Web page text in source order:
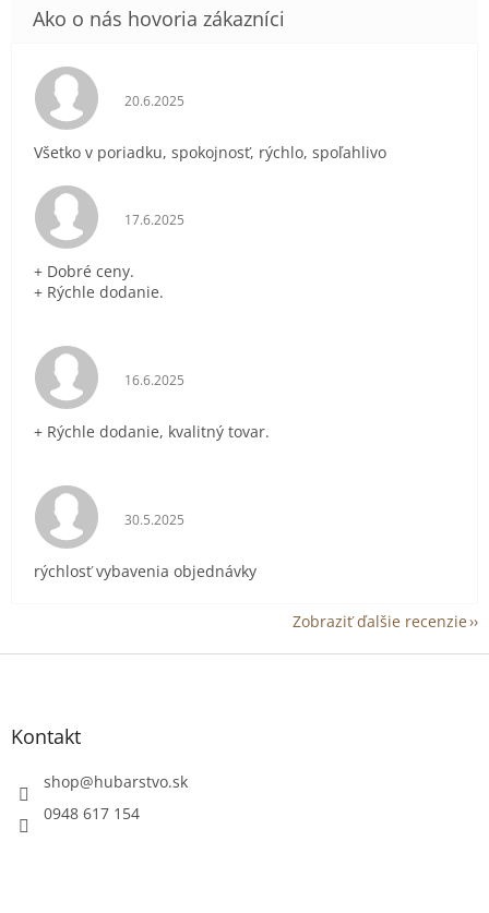
Hodnotenie obchodu je 5 z 5 hviezdičiek.
20.6.2025
Všetko v poriadku, spokojnosť, rýchlo, spoľahlivo
Hodnotenie obchodu je 5 z 5 hviezdičiek.
17.6.2025
+ Dobré ceny.
+ Rýchle dodanie.
Hodnotenie obchodu je 5 z 5 hviezdičiek.
16.6.2025
+ Rýchle dodanie, kvalitný tovar.
Hodnotenie obchodu je 5 z 5 hviezdičiek.
30.5.2025
rýchlosť vybavenia objednávky
Zobraziť ďalšie recenzie
Z
Kontakt
shop@hubarstvo.sk
0948 617 154